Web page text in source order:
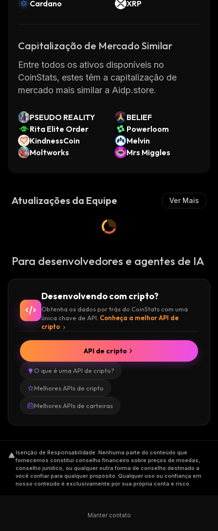
Cardano XRP
Capitalização de Mercado Similar
Entre todos os ativos disponíveis no
CoinStats, estes têm a capitalização de
mercado mais similar a Aidp.store.
PSEUDO REALITY
BELIEF
Rita Elite Order
Powerloom
KindnessCoin
Melvin
Moltworks
Mrs Miggles
Atualizações da Equipe Ver Mais
Para desenvolvedores e agentes de IA
Desenvolvendo com cripto?
Obtenha os dados por trás do CoinStats com uma
única chave de API. Conheça a melhor API de
cripto
O que é uma API de cripto?
Melhores APIs de cripto
Melhores APIs de carteiras
API de cripto
Isenção de Responsabilidade. Nenhuma parte do conteúdo que
fornecemos constitui conselho financeiro sobre preços de moedas,
conselho jurídico, ou qualquer outra forma de conselho destinado a
você confiar para qualquer propósito. Qualquer uso ou confiança em
nosso conteúdo é exclusivamente por sua própria conta e risco.
Manter contato